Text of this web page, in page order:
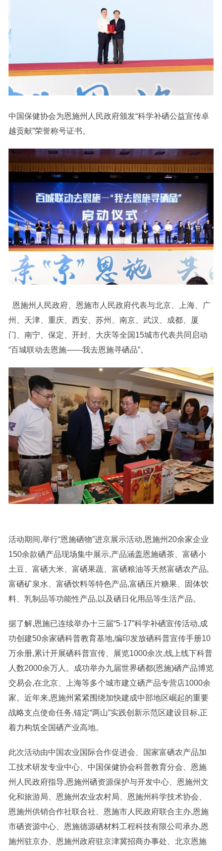
中国保健协会为恩施州人民政府颁发“科学补硒公益宣传卓
越贡献”荣誉称号证书。
恩施州人民政府、恩施市人民政府代表与北京、上海、广
州、天津、重庆、西安、苏州、南京、武汉、成都、厦
门、南宁、保定、开封、大庆等全国15城市代表共同启动
“百城联动去恩施——我去恩施寻硒品”。
活动期间,举行“恩施硒物”进京展示活动,恩施州20余家企业
150余款硒产品现场集中展示,产品涵盖恩施硒茶、富硒小
土豆、富硒大米、富硒果蔬、富硒粮油等天然富硒农产品,
富硒矿泉水、富硒饮料等特色产品,富硒压片糖果、固体饮
料、乳制品等功能性产品,以及硒日化用品等生活产品。
据了解,恩施已连续举办十三届“5·17”科学补硒宣传活动,成
功创建50余家硒科普教育基地,编印发放硒科普宣传手册10
万余册,累计开展硒科普宣传、展览1000余次,线上线下科普
人数2000余万人。成功举办九届世界硒都(恩施)硒产品博览
交易会,在北京、上海等多个城市建立硒产品专营店1000余
家。近年来,恩施州紧紧围绕加快建成中部地区崛起的重要
战略支点使命任务,锚定“两山”实践创新示范区建设目标,正
着力构筑全国硒产业高地。
此次活动由中国农业国际合作促进会、国家富硒农产品加
工技术研发专业中心、中国保健协会科普教育分会、恩施
州人民政府指导,恩施州硒资源保护与开发中心、恩施州文
化和旅游局、恩施州农业农村局、恩施州科学技术协会、
恩施州供销合作社联合社、恩施市人民政府联合主办,恩施
市硒资源中心、恩施德源硒材料工程科技有限公司承办,恩
施州驻京办、恩施州政府驻京津冀招商办事处、北京恩施